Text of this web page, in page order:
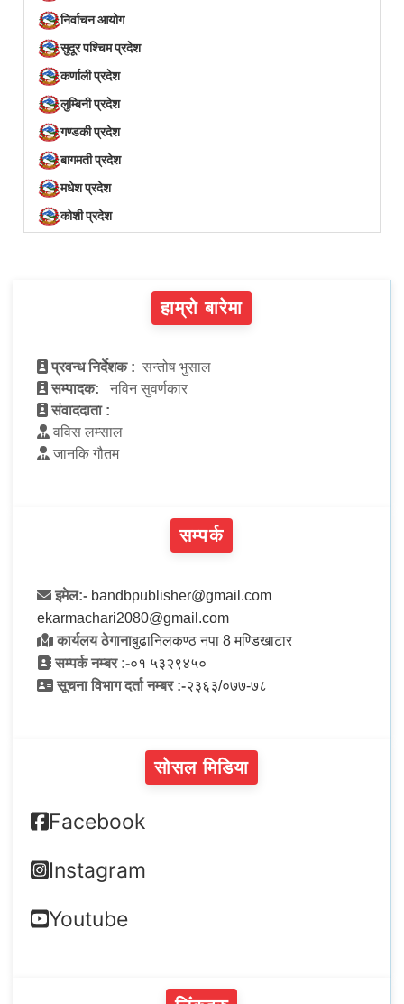
निर्वाचन आयोग
सुदूर पश्चिम प्रदेश
कर्णाली प्रदेश
लुम्बिनी प्रदेश
गण्डकी प्रदेश
बागमती प्रदेश
मधेश प्रदेश
कोशी प्रदेश
हाम्रो बारेमा
प्रवन्ध निर्देशक : सन्तोष भुसाल
सम्पादक:
नविन सुवर्णकार
संवाददाता :
वविस लम्साल
जानकि गौतम
सम्पर्क
इमेल:- bandbpublisher@gmail.com
ekarmachari2080@gmail.com
कार्यलय ठेगानाबुढानिलकण्ठ नपा 8 मण्डिखाटार
सम्पर्क नम्बर :-०१ ५३२९४५०
सूचना विभाग दर्ता नम्बर :-२३६३/०७७-७८
सोसल मिडिया
Facebook
Instagram
Youtube